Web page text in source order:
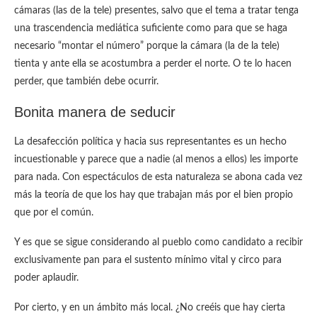
cámaras (las de la tele) presentes, salvo que el tema a tratar tenga
una trascendencia mediática suficiente como para que se haga
necesario “montar el número” porque la cámara (la de la tele)
tienta y ante ella se acostumbra a perder el norte. O te lo hacen
perder, que también debe ocurrir.
Bonita manera de seducir
La desafección política y hacia sus representantes es un hecho
incuestionable y parece que a nadie (al menos a ellos) les importe
para nada. Con espectáculos de esta naturaleza se abona cada vez
más la teoría de que los hay que trabajan más por el bien propio
que por el común.
Y es que se sigue considerando al pueblo como candidato a recibir
exclusivamente pan para el sustento mínimo vital y circo para
poder aplaudir.
Por cierto, y en un ámbito más local. ¿No creéis que hay cierta